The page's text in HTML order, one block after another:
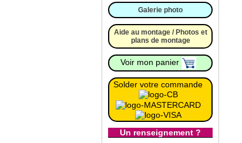
Galerie photo
Aide au montage / Photos et
plans de montage
Voir mon panier
Solder votre commande
Un renseignement ?